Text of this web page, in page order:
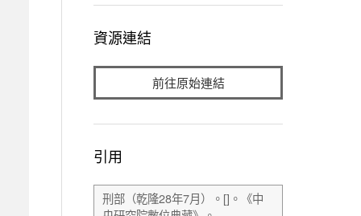
資源連結
前往原始連結
引用